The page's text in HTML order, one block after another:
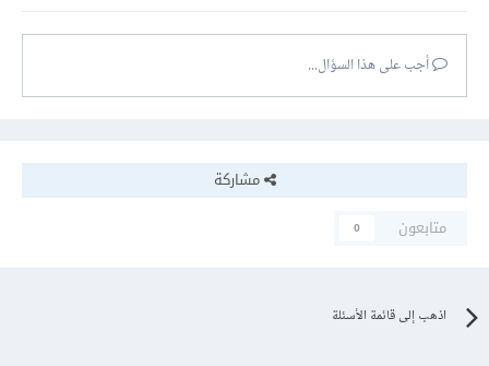
أجب على هذا السؤال...
مشاركة
متابعون
0
اذهب إلى قائمة الأسئلة